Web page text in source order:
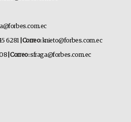
6281 | Correo:knieto@forbes.com.ec
| Correo:sfraga@forbes.com.ec